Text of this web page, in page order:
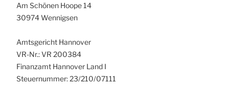
Am Schönen Hoope 14
30974 Wennigsen
Amtsgericht Hannover
VR-Nr.: VR 200384
Finanzamt Hannover Land I
Steuernummer: 23/210/07111